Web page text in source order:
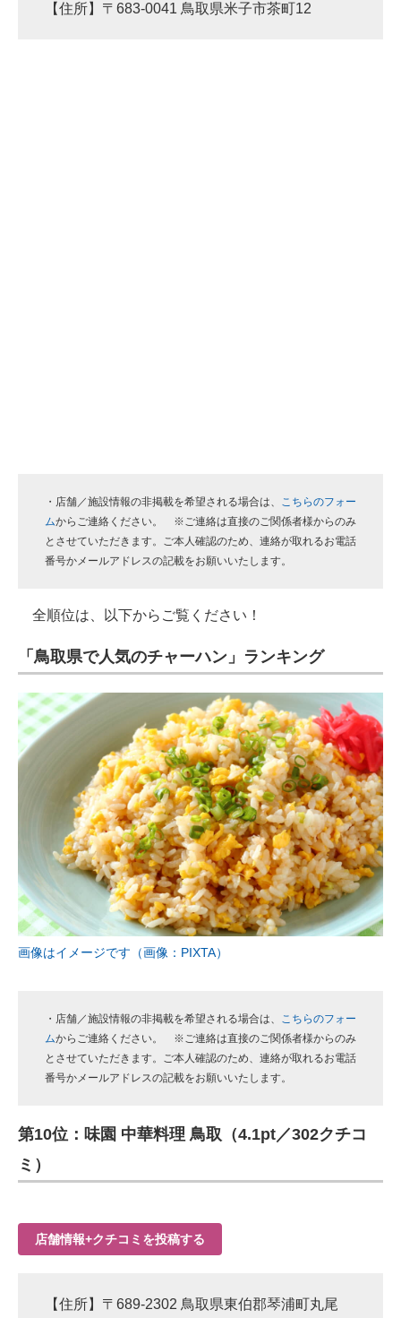
【住所】〒683-0041 鳥取県米子市茶町12
・店舗／施設情報の非掲載を希望される場合は、 こちらのフォー
ムからご連絡ください。 ※ご連絡は直接のご関係者様からのみ
とさせていただきます。ご本人確認のため、連絡が取れるお電話
番号かメールアドレスの記載をお願いいたします。
全順位は、以下からご覧ください！
「鳥取県で人気のチャーハン」ランキング
画像はイメージです（画像：PIXTA）
・店舗／施設情報の非掲載を希望される場合は、 こちらのフォー
ムからご連絡ください。 ※ご連絡は直接のご関係者様からのみ
とさせていただきます。ご本人確認のため、連絡が取れるお電話
番号かメールアドレスの記載をお願いいたします。
第10位：味園 中華料理 鳥取（4.1pt／302クチコ
ミ）
店舗情報+クチコミを投稿する
【住所】〒689-2302 鳥取県東伯郡琴浦町丸尾